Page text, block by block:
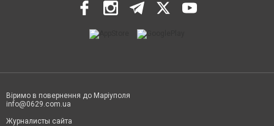
Віримо в повернення до Маріуполя
info@0629.com.ua
Журналисты сайта